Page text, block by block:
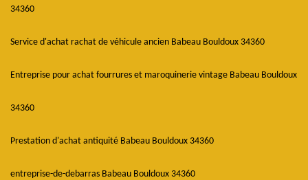
34360
Service d'achat rachat de véhicule ancien Babeau Bouldoux 34360
Entreprise pour achat fourrures et maroquinerie vintage Babeau Bouldoux
34360
Prestation d'achat antiquité Babeau Bouldoux 34360
entreprise-de-debarras Babeau Bouldoux 34360